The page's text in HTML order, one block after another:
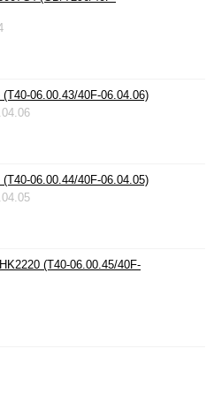
06.00.43/40F-06.04.06)
06.00.44/40F-06.04.05)
(T40-06.00.45/40F-